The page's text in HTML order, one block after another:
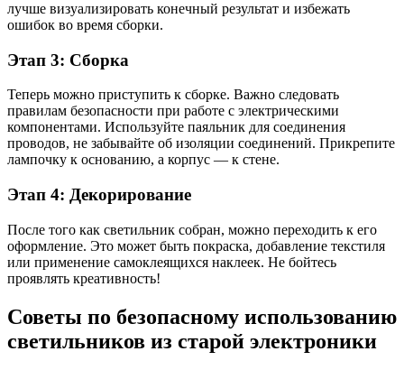
лучше визуализировать конечный результат и избежать
ошибок во время сборки.
Этап 3: Сборка
Теперь можно приступить к сборке. Важно следовать
правилам безопасности при работе с электрическими
компонентами. Используйте паяльник для соединения
проводов, не забывайте об изоляции соединений. Прикрепите
лампочку к основанию, а корпус — к стене.
Этап 4: Декорирование
После того как светильник собран, можно переходить к его
оформление. Это может быть покраска, добавление текстиля
или применение самоклеящихся наклеек. Не бойтесь
проявлять креативность!
Советы по безопасному использованию
светильников из старой электроники